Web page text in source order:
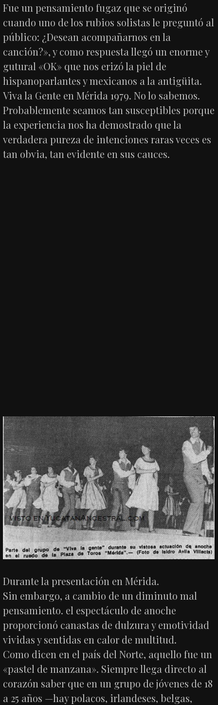
Fue un pensamiento fugaz que se originó
cuando uno de los rubios solistas le preguntó al
público: ¿Desean acompañarnos en la
canción?», y como respuesta llegó un enorme y
gutural «OK» que nos erizó la piel de
hispanoparlantes y mexicanos a la antigüita.
Viva la Gente en Mérida 1979. No lo sabemos.
Probablemente seamos tan susceptibles porque
la experiencia nos ha demostrado que la
verdadera pureza de intenciones raras veces es
tan obvia, tan evidente en sus cauces.
Durante la presentación en Mérida.
Sin embargo, a cambio de un diminuto mal
pensamiento. el espectáculo de anoche
proporcionó canastas de dulzura y emotividad
vividas y sentidas en calor de multitud.
Como dicen en el país del Norte, aquello fue un
«pastel de manzana». Siempre llega directo al
corazón saber que en un grupo de jóvenes de 18
a 25 años —hay polacos, irlandeses, belgas,